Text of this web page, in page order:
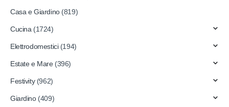
Casa e Giardino (819)
Cucina (1724)
Elettrodomestici (194)
Estate e Mare (396)
Festivity (962)
Giardino (409)